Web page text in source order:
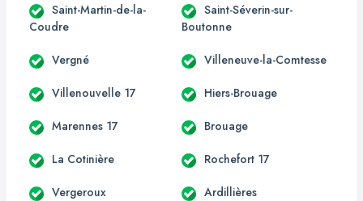
Saint-Martin-de-la-
Coudre
Saint-Séverin-sur-
Boutonne
Vergné Villeneuve-la-Comtesse
Villenouvelle 17 Hiers-Brouage
Marennes 17 Brouage
La Cotinière Rochefort 17
Vergeroux Ardillières